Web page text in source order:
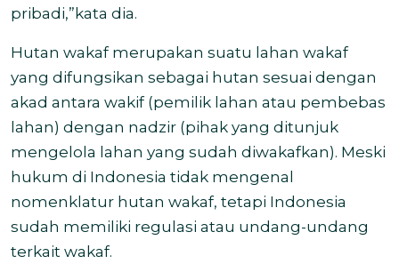
pribadi,”kata dia.
Hutan wakaf merupakan suatu lahan wakaf
yang difungsikan sebagai hutan sesuai dengan
akad antara wakif (pemilik lahan atau pembebas
lahan) dengan nadzir (pihak yang ditunjuk
mengelola lahan yang sudah diwakafkan). Meski
hukum di Indonesia tidak mengenal
nomenklatur hutan wakaf, tetapi Indonesia
sudah memiliki regulasi atau undang-undang
terkait wakaf.